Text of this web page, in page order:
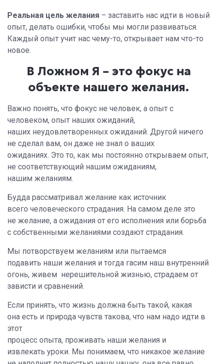
Реальная цель желания – заставить нас идти в новый
опыт, делать ошибки, чтобы мы могли развиваться.
Каждый опыт учит нас чему-то, открывает нам что-то
новое.
В Ложном Я – это фокус на
объекте нашего желания.
Важно понять, что фокус не человек, а опыт с
человеком, опыт наших ожиданий,
наших неудовлетворенных ожиданий. Другой ничего
не сделал вам, он даже не знал о ваших
ожиданиях. Это то, как мы постоянно открываем опыт,
не соответствующий нашим ожиданиям,
нашим желаниям.
Будда рассматривал желание как источник
всего человеческого страдания. На самом деле это
не желание, а ожидания от его исполнения или борьба
с собственными желаниями создают страдания.
Мы потворствуем желаниям или пытаемся
подавить наши желания и тогда гасим наш внутренний
огонь, живем нерешительной жизнью, страдаем от
зависти и сравнений.
Если принять, что жизнь должна быть такой, какая
она есть и природа чувств такова, что нам надо идти в
этот
процесс опыта, проживать наши желания и
извлекать уроки. Мы понимаем, что никакое желание